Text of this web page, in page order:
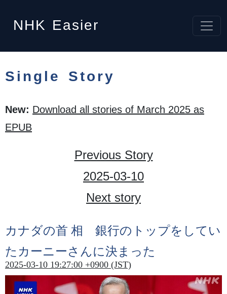
NHK Easier
Single Story
New: Download all stories of March 2025 as
EPUB
Previous Story
2025-03-10
Next story
カナダの首相 銀行のトップをしてい
たカーニーさんに決 まった
2025-03-10 19:27:00 +0900 (JST)